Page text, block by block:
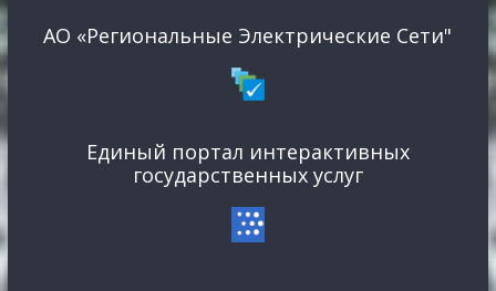
АО «Региональные Электрические Сети"
Единый портал интерактивных
государственных услуг